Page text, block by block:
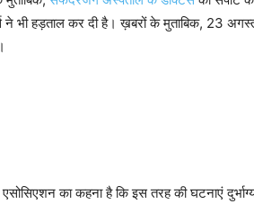
ने भी हड़ताल कर दी है। ख़बरों के मुताबिक, 23
का कहना है कि इस तरह की घटनाएं